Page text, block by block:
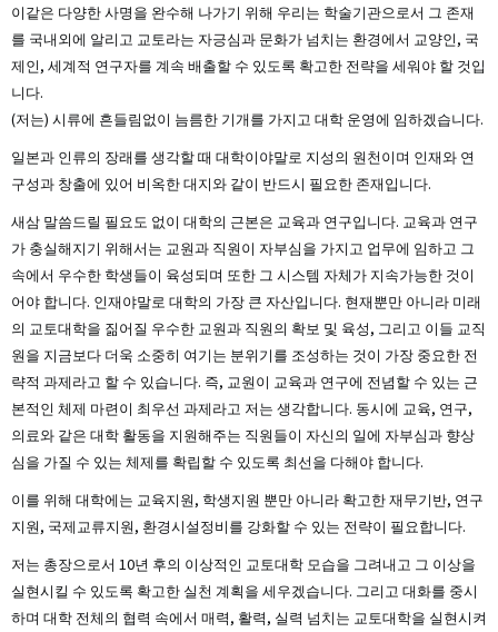
이같은 다양한 사명을 완수해 나가기 위해 우리는 학술기관으로서 그 존재
를 국내외에 알리고 교토라는 자긍심과 문화가 넘치는 환경에서 교양인, 국
제인, 세계적 연구자를 계속 배출할 수 있도록 확고한 전략을 세워야 할 것입
니다.
(저는) 시류에 흔들림없이 늠름한 기개를 가지고 대학 운영에 임하겠습니다.
일본과 인류의 장래를 생각할 때 대학이야말로 지성의 원천이며 인재와 연
구성과 창출에 있어 비옥한 대지와 같이 반드시 필요한 존재입니다.
새삼 말씀드릴 필요도 없이 대학의 근본은 교육과 연구입니다. 교육과 연구
가 충실해지기 위해서는 교원과 직원이 자부심을 가지고 업무에 임하고 그
속에서 우수한 학생들이 육성되며 또한 그 시스템 자체가 지속가능한 것이
어야 합니다. 인재야말로 대학의 가장 큰 자산입니다. 현재뿐만 아니라 미래
의 교토대학을 짊어질 우수한 교원과 직원의 확보 및 육성, 그리고 이들 교직
원을 지금보다 더욱 소중히 여기는 분위기를 조성하는 것이 가장 중요한 전
략적 과제라고 할 수 있습니다. 즉, 교원이 교육과 연구에 전념할 수 있는 근
본적인 체제 마련이 최우선 과제라고 저는 생각합니다. 동시에 교육, 연구,
의료와 같은 대학 활동을 지원해주는 직원들이 자신의 일에 자부심과 향상
심을 가질 수 있는 체제를 확립할 수 있도록 최선을 다해야 합니다.
이를 위해 대학에는 교육지원, 학생지원 뿐만 아니라 확고한 재무기반, 연구
지원, 국제교류지원, 환경시설정비를 강화할 수 있는 전략이 필요합니다.
저는 총장으로서 10년 후의 이상적인 교토대학 모습을 그려내고 그 이상을
실현시킬 수 있도록 확고한 실천 계획을 세우겠습니다. 그리고 대화를 중시
하며 대학 전체의 협력 속에서 매력, 활력, 실력 넘치는 교토대학을 실현시켜